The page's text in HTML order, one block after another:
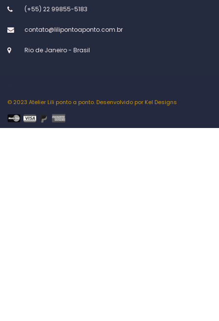
(+55) 22 99855-5183
contato@lilipontoaponto.com.br
Rio de Janeiro - Brasil
© 2023 Atelier Lili ponto a ponto. Desenvolvido por Kel Designs